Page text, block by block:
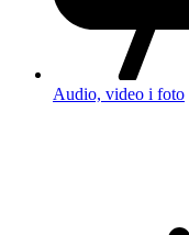
Audio, video i foto